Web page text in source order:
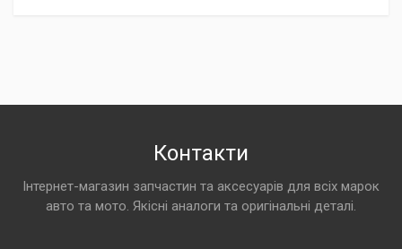
Контакти
Інтернет-магазин запчастин та аксесуарів для всіх марок
авто та мото. Якісні аналоги та оригінальні деталі.